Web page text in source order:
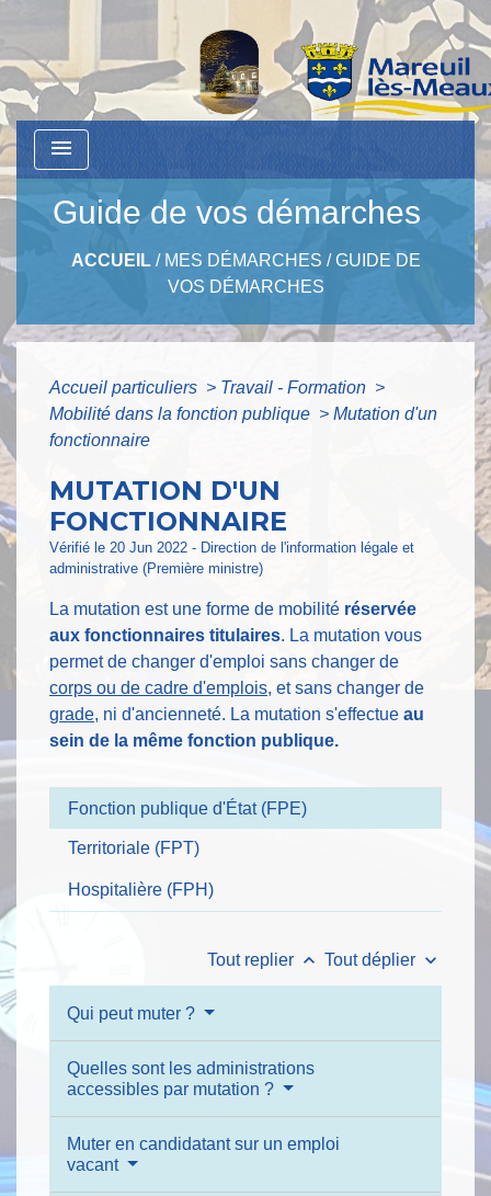
menu
Guide de vos démarches
ACCUEIL/ MES DÉMARCHES /GUIDE DE
VOS DÉMARCHES
Accueil particuliers > Travail - Formation >
Mobilité dans la fonction publique > Mutation d'un
fonctionnaire
MUTATION D'UN
FONCTIONNAIRE
Vérifié le 20 Jun 2022 - Direction de l'information légale et
administrative (Première ministre)
La mutation est une forme de mobilité réservée
aux fonctionnaires titulaires. La mutation vous
permet de changer d'emploi sans changer de
corps ou de cadre d'emplois, et sans changer de
grade, ni d'ancienneté. La mutation s'effectue au
sein de la même fonction publique.
Fonction publique d'État (FPE)
Territoriale (FPT)
Hospitalière (FPH)
Tout replier keyboard_arrow_up Tout déplier keyboard_arrow_down
Qui peut muter ?
Quelles sont les administrations
accessibles par mutation ?
Muter en candidatant sur un emploi
vacant